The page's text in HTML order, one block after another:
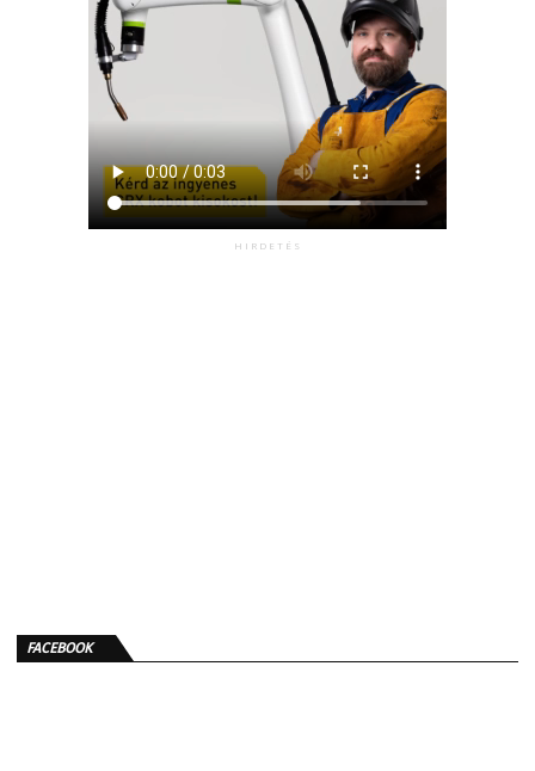
HIRDETÉS
FACEBOOK